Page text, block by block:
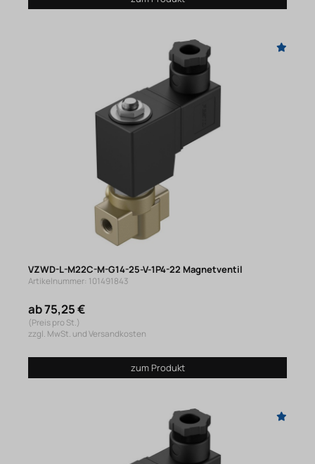
VZWD-L-M22C-M-G14-25-V-1P4-22 Magnetventil
Artikelnummer: 101491843
ab 75,25 €
(Preis pro St.)
zzgl. MwSt. und Versandkosten
zum Produkt